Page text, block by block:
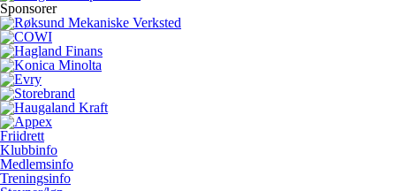
Sponsorer
Friidrett
Klubbinfo
Medlemsinfo
Treningsinfo